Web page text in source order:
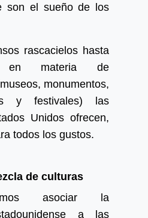
son el sueño de los
rascacielos hasta
en materia de
monumentos,
y festivales) las
Unidos ofrecen,
todos los gustos.
de culturas
asociar la
a las